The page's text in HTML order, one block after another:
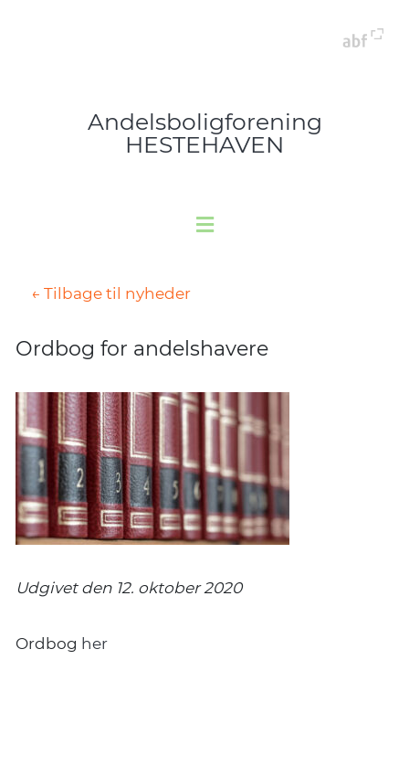
Andelsboligforening
HESTEHAVEN
← Tilbage til nyheder
Ordbog for andelshavere
Udgivet den 12. oktober 2020
Ordbog her